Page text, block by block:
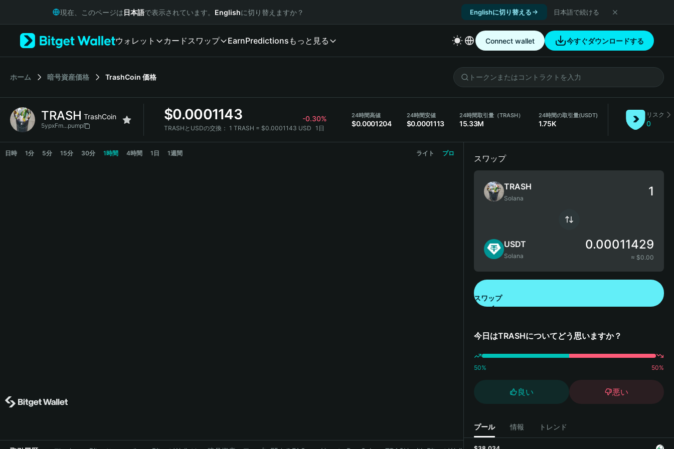
Русский
Italiano
简体中文
繁體中文
Bahasa Indonesia
現在、このページは日本語で表示されています。 Englishに切り替えますか？ Englishに切り替える 日本語で続ける
ウォレット カードスワップ EarnPredictions もっと見る Connect wallet 今すぐダウンロードする
ホーム 暗号資産価格 TrashCoin 価格
TRASH TrashCoin
5ypxFm...pump
$0.0001143 -0.30%
TRASHとUSDの交換： 1 TRASH = $0.0001143 USD 1日
24時間高値
$0.0001204
24時間安値
$0.0001113
24時間取引量（TRASH）
15.33M
24時間の取引量(USDT)
1.75K
リスク
0
TRASH Price Chart
日時 1分 5分 15分 30分 1時間 4時間 1日 1週間 ライト プロ
スワップ
TRASH
Solana
USDT
Solana
0.00011429
≈ $0.00
スワップ
今日はTRASHについてどう思いますか？
50% 50%
良い 悪い
プール 情報 トレンド